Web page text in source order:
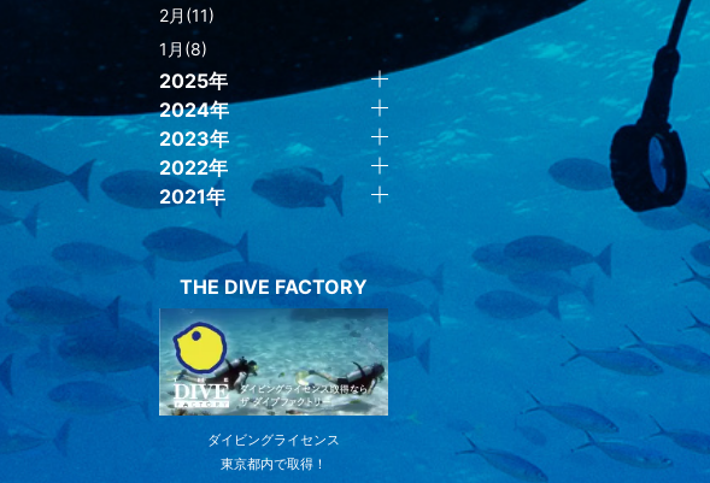
2月(11)
1月(8)
2025年
2024年
2023年
2022年
2021年
THE DIVE FACTORY
ダイビングライセンス
東京都内で取得！